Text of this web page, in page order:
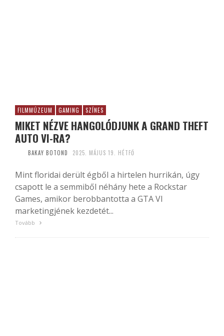
FILMMÚZEUM GAMING SZÍNES
MIKET NÉZVE HANGOLÓDJUNK A GRAND THEFT
AUTO VI-RA?
BAKAY BOTOND 2025. MÁJUS 19. HÉTFŐ
Mint floridai derült égből a hirtelen hurrikán, úgy
csapott le a semmiből néhány hete a Rockstar
Games, amikor berobbantotta a GTA VI
marketingjének kezdetét...
Tovább